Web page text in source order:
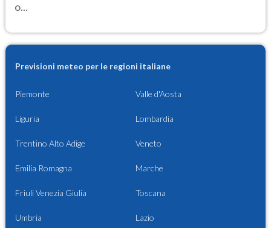
o...
Previsioni meteo per le regioni italiane
Piemonte Valle d'Aosta
Liguria Lombardia
Trentino Alto Adige Veneto
Emilia Romagna Marche
Friuli Venezia Giulia Toscana
Umbria Lazio